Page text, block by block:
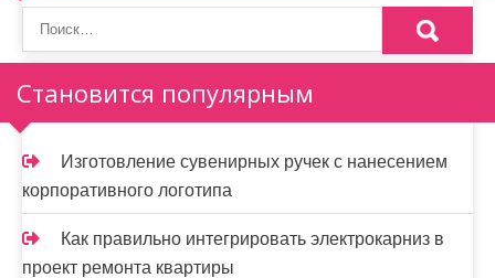
Становится популярным
Изготовление сувенирных ручек с нанесением
корпоративного логотипа
Как правильно интегрировать электрокарниз в
проект ремонта квартиры